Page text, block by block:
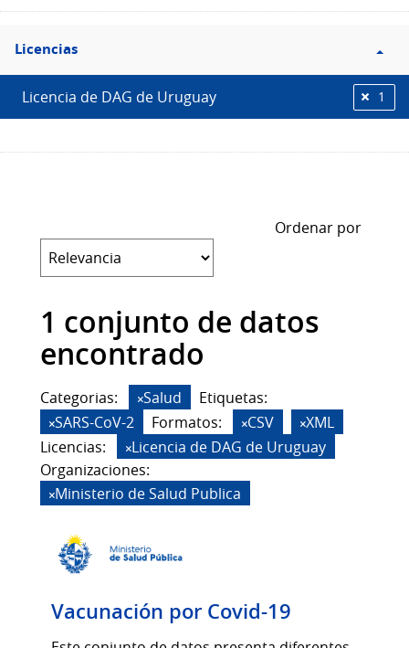
Filtro
Licencias
Licencias
Licencia de DAG de Uruguay 1
Ordenar por
1 conjunto de datos
encontrado
Categorias: Salud
Etiquetas:
SARS-CoV-2
Formatos: CSV
XML
Licencias:
Licencia de DAG de Uruguay
Organizaciones:
Ministerio de Salud Publica
Vacunación por Covid-19